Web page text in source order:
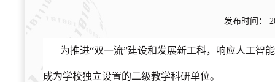
发布时间：
为推进“双一流”建设和发展新工科，响应人工智
成为学校独立设置的二级教学科研单位。